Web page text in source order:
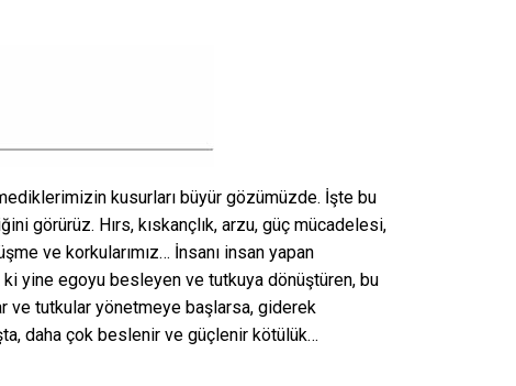
kusurları büyür gözümüzde. İşte bu
görürüz. Hırs, kıskançlık, arzu, güç mücadelesi,
ve korkularımız… İnsanı insan yapan
ki yine egoyu besleyen ve tutkuya dönüştüren, bu
ve tutkular yönetmeye başlarsa, giderek
daha çok beslenir ve güçlenir kötülük…